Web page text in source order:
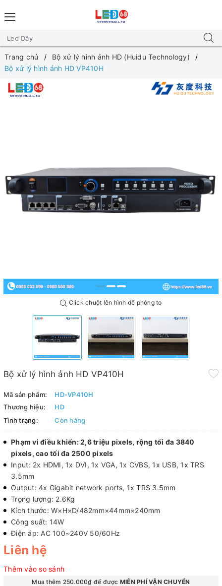
Trang chủ
Bộ xử lý hình ảnh HD (Huidu Technology)
Bộ xử lý hình ảnh HD VP410H
Click chuột lên hình để phóng to
Bộ xử lý hình ảnh HD VP410H
Mã sản phẩm:
HD-VP410H
Thương hiệu:
HD
Tình trạng:
Còn hàng
Phạm vi điều khiển: 2,6 triệu pixels, rộng tối đa 3840
pixels, cao tối đa 2500 pixels
Input: 2x HDMI, 1x DVI, 1x VGA, 1x CVBS, 1x USB, 1x TRS
3.5mm
Output: 4x Gigabit network ports, 1x TRS 3.5mm
Trọng lượng: 2.6Kg
Kích thước: W×H×D/482mm×44mm×240mm
Công suất: 14W
Điện áp: AC 100~240V 50/60Hz
Liên hệ
Thêm vào so sánh
Mua thêm 250.000₫ để được MIỄN PHÍ VẬN CHUYỂN